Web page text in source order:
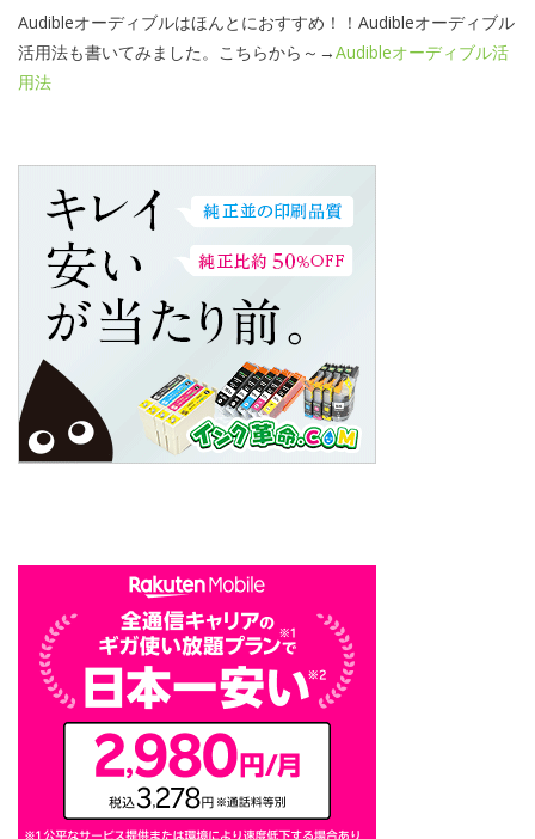
Audibleオーディブルはほんとにおすすめ！！Audibleオーディブル
活用法も書いてみました。こちらから～→Audibleオーディブル活
用法